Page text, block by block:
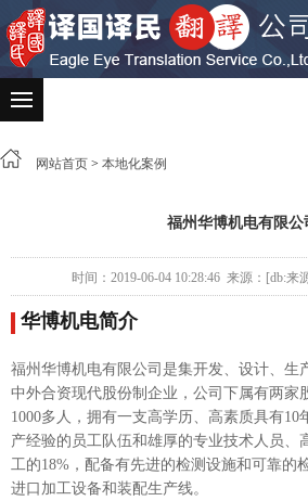
网站首页 > 本地化案例
福州华博机电有限公
时间：2019-06-04 10:28:46 来源：[db:
华博机电简介
福州华博机电有限公司是集开发、设计、生
中外合资现代股份制企业，公司下属有两家
1000多人，拥有一支高学历、高素质具有10
产经验的员工队伍和雄厚的专业技术人员、
工的18%，配备有先进的检测设施和可靠的
进口加工设备和装配生产线。